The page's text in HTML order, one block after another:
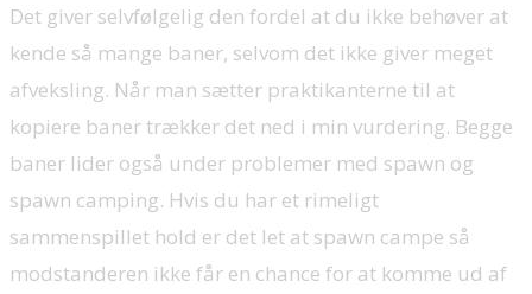
Det giver selvfølgelig den fordel at du ikke behøver at
kende så mange baner, selvom det ikke giver meget
afveksling. Når man sætter praktikanterne til at
kopiere baner trækker det ned i min vurdering. Begge
baner lider også under problemer med spawn og
spawn camping. Hvis du har et rimeligt
sammenspillet hold er det let at spawn campe så
modstanderen ikke får en chance for at komme ud af